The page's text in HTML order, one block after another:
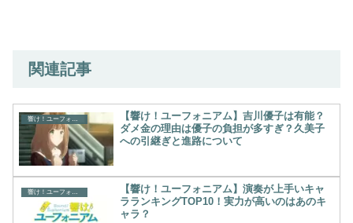
関連記事
響け！ユーフォニアム
【響け！ユーフォニアム】吉川優子は有能？
ダメ金の理由は優子の負担が多すぎ？久美子
への引継ぎと進路について
響け！ユーフォニアム
【響け！ユーフォニアム】演奏が上手いキャ
ラランキングTOP10！実力が高いのはあのキ
ャラ？